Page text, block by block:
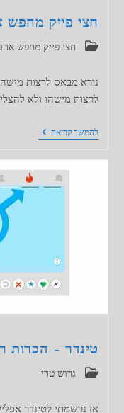
חצי פייק
קטגוריה:חצי פייק מחפש
נורא מבאס לרצות
לרצות מישהו ולא
להמשך קריאהחצי
פייק
מת
טינדר – הכרות
קטגוריה:גרוש טרי
אז נרשמתי לטינדר